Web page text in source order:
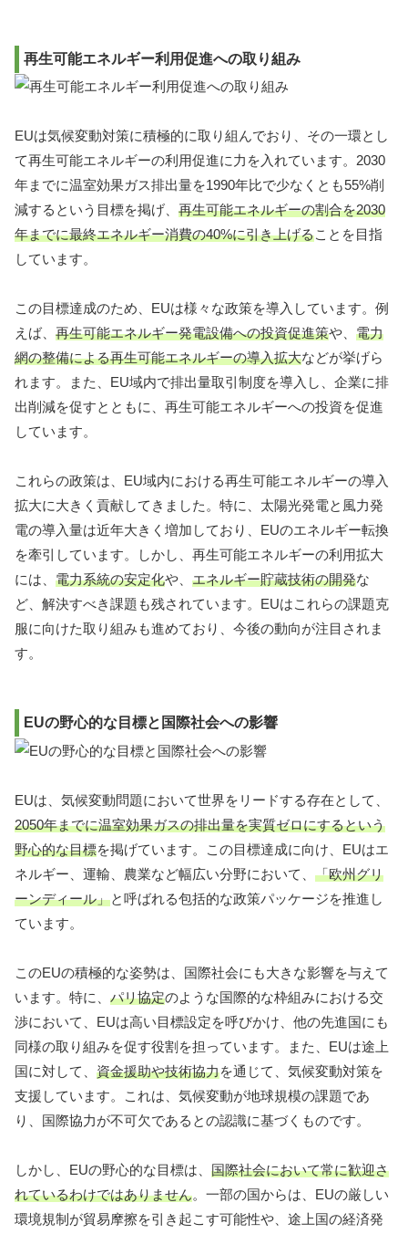
再生可能エネルギー利用促進への取り組み
EUは気候変動対策に積極的に取り組んでおり、その一環とし
て再生可能エネルギーの利用促進に力を入れています。2030
年までに温室効果ガス排出量を1990年比で少なくとも55%削
減するという目標を掲げ、 再生可能エネルギーの割合を2030
年までに最終エネルギー消費の40%に引き上げることを目指
しています。
この目標達成のため、EUは様々な政策を導入しています。例
えば、 再生可能エネルギー発電設備への投資促進策や、 電力
網の整備による再生可能エネルギーの導入拡大などが挙げら
れます。また、EU域内で排出量取引制度を導入し、企業に排
出削減を促すとともに、再生可能エネルギーへの投資を促進
しています。
これらの政策は、EU域内における再生可能エネルギーの導入
拡大に大きく貢献してきました。特に、太陽光発電と風力発
電の導入量は近年大きく増加しており、EUのエネルギー転換
を牽引しています。しかし、再生可能エネルギーの利用拡大
には、 電力系統の安定化や、 エネルギー貯蔵技術の開発な
ど、解決すべき課題も残されています。EUはこれらの課題克
服に向けた取り組みも進めており、今後の動向が注目されま
す。
EUの野心的な目標と国際社会への影響
EUは、気候変動問題において世界をリードする存在として、
2050年までに温室効果ガスの排出量を実質ゼロにするという
野心的な目標を掲げています。この目標達成に向け、EUはエ
ネルギー、運輸、農業など幅広い分野において、 「欧州グリ
ーンディール」と呼ばれる包括的な政策パッケージを推進し
ています。
このEUの積極的な姿勢は、国際社会にも大きな影響を与えて
います。特に、 パリ協定のような国際的な枠組みにおける交
渉において、EUは高い目標設定を呼びかけ、他の先進国にも
同様の取り組みを促す役割を担っています。また、EUは途上
国に対して、 資金援助や技術協力を通じて、気候変動対策を
支援しています。これは、気候変動が地球規模の課題であ
り、国際協力が不可欠であるとの認識に基づくものです。
しかし、EUの野心的な目標は、 国際社会において常に歓迎さ
れているわけではありません。一部の国からは、EUの厳しい
環境規制が貿易摩擦を引き起こす可能性や、途上国の経済発